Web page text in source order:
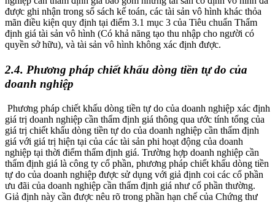
được ghi nhận trong sổ sách kế toán, các tài sản vô hình khác thỏa
mãn điều kiện quy định tại điểm 3.1 mục 3 của Tiêu chuẩn Thẩm
định giá tài sản vô hình (Có khả năng tạo thu nhập cho người có
quyền sở hữu), và tài sản vô hình không xác định được.
2.4. Phương pháp chiết khấu dòng tiền tự do của
doanh nghiệp
Phương pháp chiết khấu dòng tiền tự do của doanh nghiệp xác định
giá trị doanh nghiệp cần thẩm định giá thông qua ước tính tổng của
giá trị chiết khấu dòng tiền tự do của doanh nghiệp cần thẩm định
giá với giá trị hiện tại của các tài sản phi hoạt động của doanh
nghiệp tại thời điểm thẩm định giá. Trường hợp doanh nghiệp cần
thẩm định giá là công ty cổ phần, phương pháp chiết khấu dòng tiền
tự do của doanh nghiệp được sử dụng với giả định coi các cổ phần
ưu đãi của doanh nghiệp cần thẩm định giá như cổ phần thường.
Giả định này cần được nêu rõ trong phần hạn chế của Chứng thư